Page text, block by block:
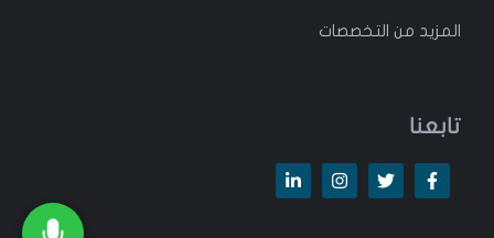
المزيد من التخصصات
تابعنا